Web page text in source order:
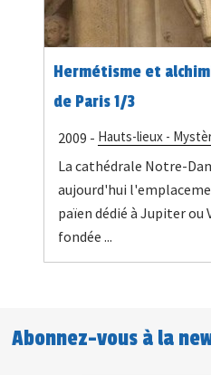
Hermétisme et
de Paris 1/3
2009 - Hauts-lieux -
La cathédrale Notre-
aujourd'hui
païen dédié à Jupiter ou
fondée ...
Abonnez-vous à la